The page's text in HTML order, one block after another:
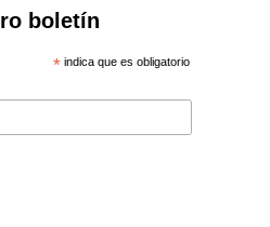
boletín
*indica que es obligatorio